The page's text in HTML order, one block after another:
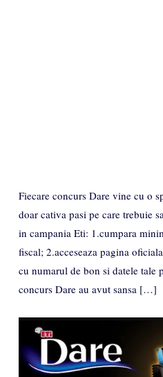
Fiecare concurs Dare vine cu o
doar cativa pasi pe care trebuie
in campania Eti: 1.cumpara
fiscal; 2.acceseaza pagina
cu numarul de bon si datele tale
concurs Dare au avut sansa […]